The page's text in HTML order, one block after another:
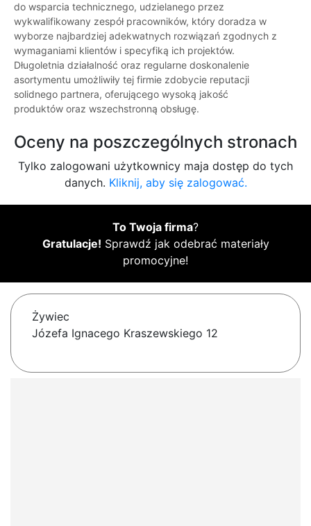
do wsparcia technicznego, udzielanego przez
wykwalifikowany zespół pracowników, który doradza w
wyborze najbardziej adekwatnych rozwiązań zgodnych z
wymaganiami klientów i specyfiką ich projektów.
Długoletnia działalność oraz regularne doskonalenie
asortymentu umożliwiły tej firmie zdobycie reputacji
solidnego partnera, oferującego wysoką jakość
produktów oraz wszechstronną obsługę.
Oceny na poszczególnych stronach
Tylko zalogowani użytkownicy maja dostęp do tych
danych. Kliknij, aby się zalogować.
To Twoja firma?
Gratulacje! Sprawdź jak odebrać materiały
promocyjne!
Żywiec
Józefa Ignacego Kraszewskiego 12